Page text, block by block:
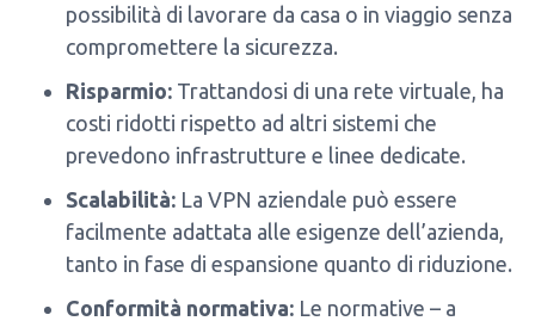
possibilità di lavorare da casa o in viaggio senza
compromettere la sicurezza.
Risparmio: Trattandosi di una rete virtuale, ha
costi ridotti rispetto ad altri sistemi che
prevedono infrastrutture e linee dedicate.
Scalabilità: La VPN aziendale può essere
facilmente adattata alle esigenze dell’azienda,
tanto in fase di espansione quanto di riduzione.
Conformità normativa: Le normative – a